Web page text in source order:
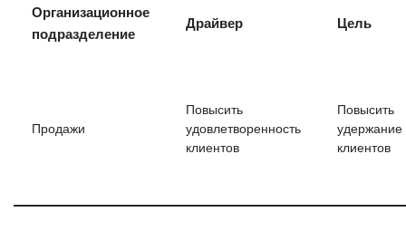
Организационное
подразделение
Драйвер Цель
Продажи
Повысить
удовлетворенность
клиентов
Повысить
удержание
клиентов